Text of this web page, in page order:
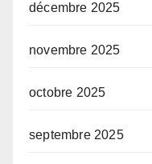
décembre 2025
novembre 2025
octobre 2025
septembre 2025